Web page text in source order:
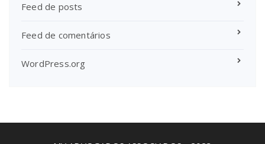
Feed de posts
Feed de comentários
WordPress.org